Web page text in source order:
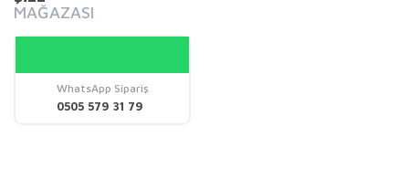
MAĞAZASI
WhatsApp Sipariş
0505 579 31 79